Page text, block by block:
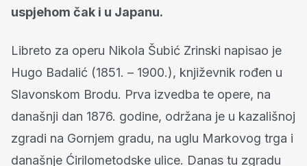
uspjehom čak i u Japanu.
Libreto za operu Nikola Šubić Zrinski napisao je
Hugo Badalić (1851. – 1900.), književnik rođen u
Slavonskom Brodu. Prva izvedba te opere, na
današnji dan 1876. godine, održana je u kazališnoj
zgradi na Gornjem gradu, na uglu Markovog trga i
današnje Ćirilometodske ulice. Danas tu zgradu